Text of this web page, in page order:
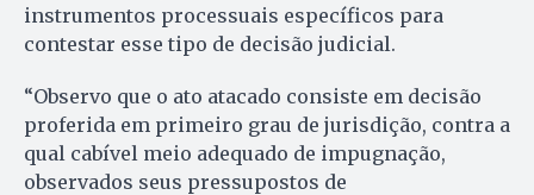
instrumentos processuais específicos para
contestar esse tipo de decisão judicial.
“Observo que o ato atacado consiste em decisão
proferida em primeiro grau de jurisdição, contra a
qual cabível meio adequado de impugnação,
observados seus pressupostos de